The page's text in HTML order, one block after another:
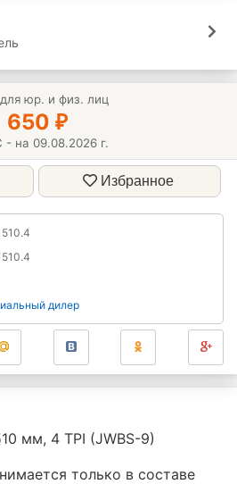
юр. и физ. лиц
650 ₽
на 09.08.2026 г.
Избранное
дилер
мм, 4 TPI (JWBS-9)
только в составе